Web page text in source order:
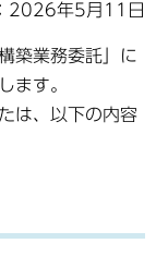
2026年5月11日
築業務委託」に
ます。
は、以下の内容